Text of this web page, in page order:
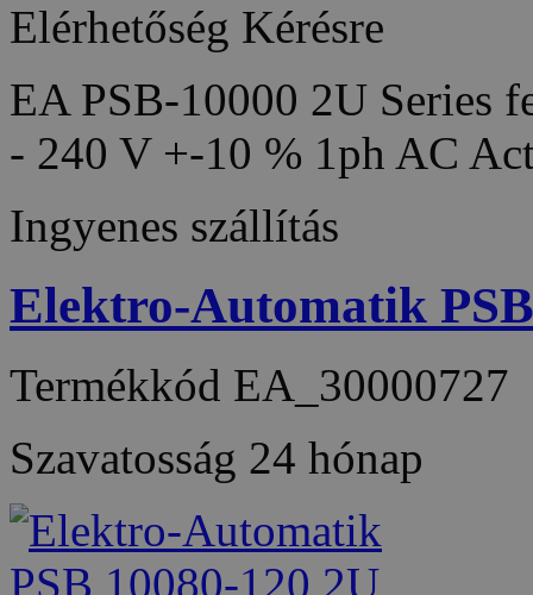
Elérhetőség Kérésre
EA PSB-10000 2U Series
- 240 V +-10 % 1ph AC
Ingyenes szállítás
Elektro-Automatik
Termékkód EA_30000727
Szavatosság 24 hónap